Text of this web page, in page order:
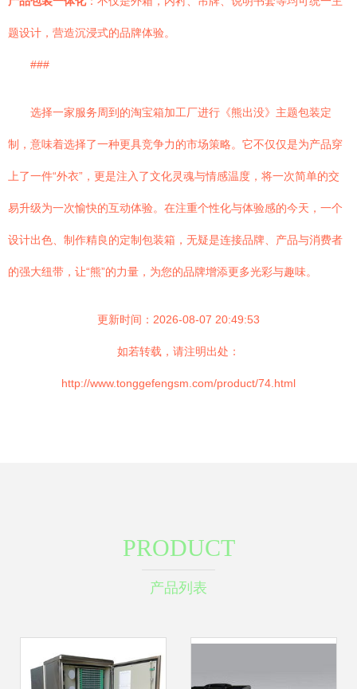
题设计，营造沉浸式的品牌体验。
###
选择一家服务周到的淘宝箱加工厂进行《熊出没》主题包装定
制，意味着选择了一种更具竞争力的市场策略。它不仅仅是为产品穿
上了一件“外衣”，更是注入了文化灵魂与情感温度，将一次简单的交
易升级为一次愉快的互动体验。在注重个性化与体验感的今天，一个
设计出色、制作精良的定制包装箱，无疑是连接品牌、产品与消费者
的强大纽带，让“熊”的力量，为您的品牌增添更多光彩与趣味。
更新时间：2026-08-07 20:49:53
如若转载，请注明出处：
http://www.tonggefengsm.com/product/74.html
PRODUCT
产品列表